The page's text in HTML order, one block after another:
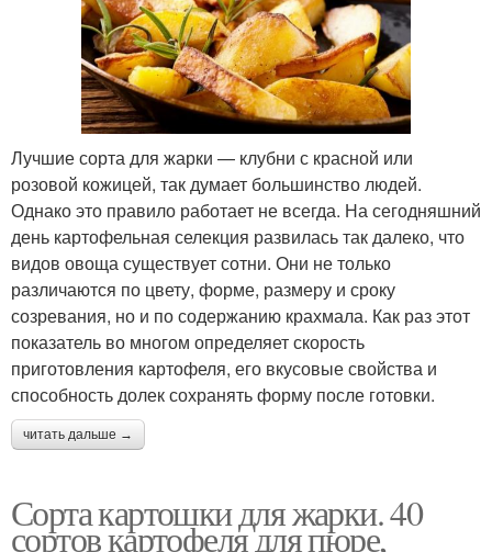
Лучшие сорта для жарки — клубни с красной или
розовой кожицей, так думает большинство людей.
Однако это правило работает не всегда. На сегодняшний
день картофельная селекция развилась так далеко, что
видов овоща существует сотни. Они не только
различаются по цвету, форме, размеру и сроку
созревания, но и по содержанию крахмала. Как раз этот
показатель во многом определяет скорость
приготовления картофеля, его вкусовые свойства и
способность долек сохранять форму после готовки.
читать дальше →
Сорта картошки для жарки. 40
сортов картофеля для пюре,